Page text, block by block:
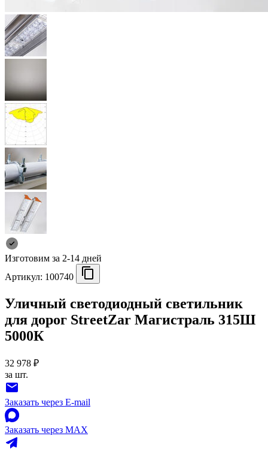
Изготовим за 2-14 дней
Артикул: 100740
Уличный светодиодный светильник
для дорог StreetZar Магистраль 315Ш
5000К
32 978 ₽
за шт.
Заказать через E-mail
Заказать через MAX